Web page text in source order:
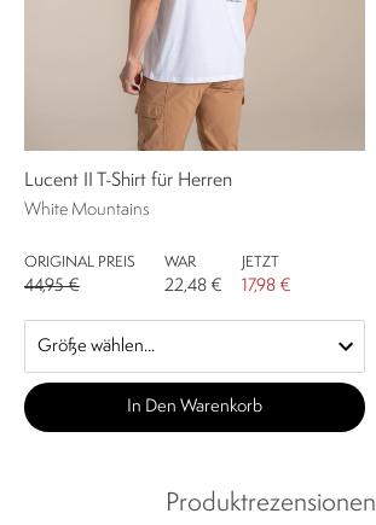
Lucent II T-Shirt für Herren
White Mountains
ORIGINAL PREIS
44,95 €
WAR
22,48 €
JETZT
17,98 €
In Den Warenkorb
Produktrezensionen